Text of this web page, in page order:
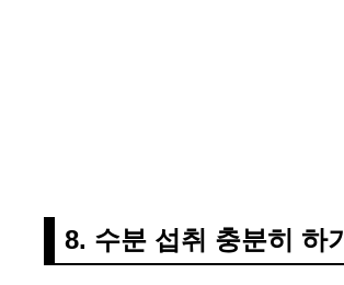
8. 수분 섭취 충분히 하기